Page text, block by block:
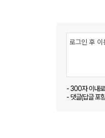
- 300자 이내
- 댓글(답글 포